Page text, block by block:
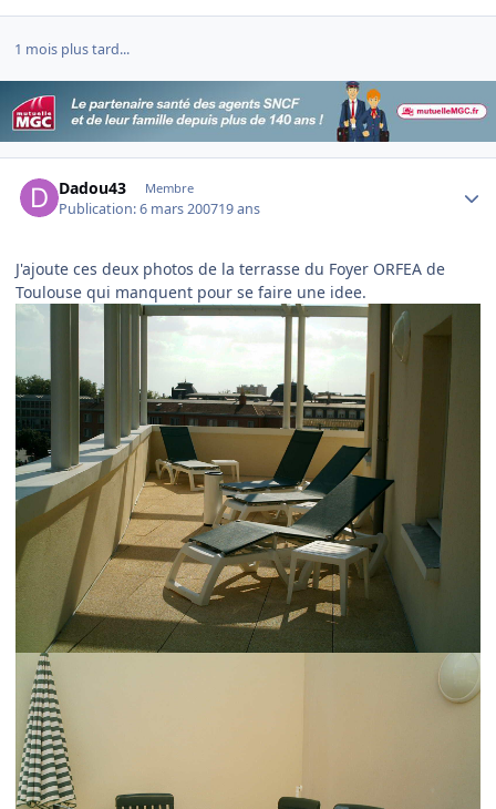
1 mois plus tard...
Dadou43 Membre
Publication:6 mars 200719 ans
J'ajoute ces deux photos de la terrasse du Foyer ORFEA de
Toulouse qui manquent pour se faire une idee.